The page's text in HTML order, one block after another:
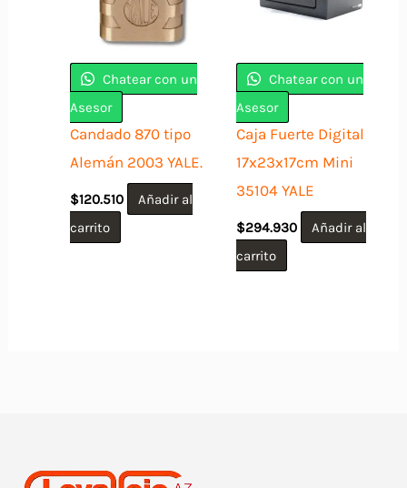
Chatear con un
Asesor
Candado 870 tipo
Alemán 2003 YALE.
$120.510
Añadir al
carrito
Chatear con un
Asesor
Caja Fuerte Digital
17x23x17cm Mini
35104 YALE
$294.930
Añadir al
carrito